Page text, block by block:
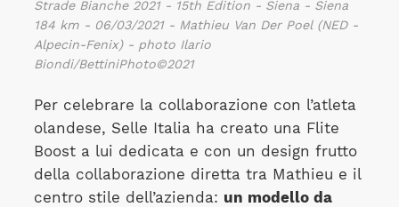
Strade Bianche 2021 - 15th Edition - Siena - Siena
184 km - 06/03/2021 - Mathieu Van Der Poel (NED -
Alpecin-Fenix) - photo Ilario
Biondi/BettiniPhoto©2021
Per celebrare la collaborazione con l’atleta
olandese, Selle Italia ha creato una Flite
Boost a lui dedicata e con un design frutto
della collaborazione diretta tra Mathieu e il
centro stile dell’azienda: un modello da